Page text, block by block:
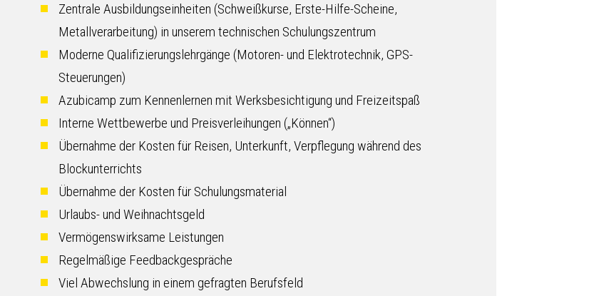
Zentrale Ausbildungseinheiten (Schweißkurse, Erste-Hilfe-Scheine,
Metallverarbeitung) in unserem technischen Schulungszentrum
Moderne Qualifizierungslehrgänge (Motoren- und Elektrotechnik, GPS-
Steuerungen)
Azubicamp zum Kennenlernen mit Werksbesichtigung und Freizeitspaß
Interne Wettbewerbe und Preisverleihungen („Können“)
Übernahme der Kosten für Reisen, Unterkunft, Verpflegung während des
Blockunterrichts
Übernahme der Kosten für Schulungsmaterial
Urlaubs- und Weihnachtsgeld
Vermögenswirksame Leistungen
Regelmäßige Feedbackgespräche
Viel Abwechslung in einem gefragten Berufsfeld